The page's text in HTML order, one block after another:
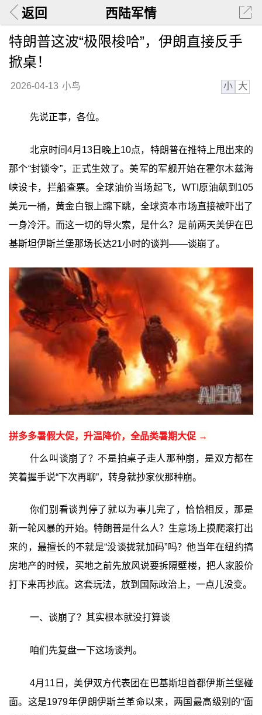
返回 西陆军情
特朗普这波“极限梭哈”，伊朗直接反手
掀桌！
2026-04-13 小鸟 小 大
先说正事，各位。
北京时间4月13日晚上10点，特朗普在推特上甩出来的
那个“封锁令”，正式生效了。美军的军舰开始在霍尔木兹海
峡设卡，拦船查票。全球油价当场起飞，WTI原油飙到105
美元一桶，黄金白银上蹿下跳，全球资本市场直接被吓出了
一身冷汗。而这一切的导火索，是什么？是前两天美伊在巴
基斯坦伊斯兰堡那场长达21小时的谈判——谈崩了。
拼多多暑假大促，升温降价，全品类暑期大促 →
什么叫谈崩了？不是拍桌子走人那种崩，是双方都在
笑着握手说“下次再聊”，转身就抄家伙那种崩。
你们别看谈判停了就以为事儿完了，恰恰相反，那是
新一轮风暴的开始。特朗普是什么人？生意场上摸爬滚打出
来的，最擅长的不就是“没谈拢就加码”吗？他当年在纽约搞
房地产的时候，买地之前先放风说要拆隔壁楼，把人家股价
打下来再抄底。这套玩法，放到国际政治上，一点儿没变。
一、谈崩了？其实根本就没打算谈
咱们先复盘一下这场谈判。
4月11日，美伊双方代表团在巴基斯坦首都伊斯兰堡碰
面。这是1979年伊朗伊斯兰革命以来，两国最高级别的“面